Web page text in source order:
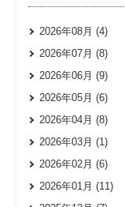
2026年08月 (4)
2026年07月 (8)
2026年06月 (9)
2026年05月 (6)
2026年04月 (8)
2026年03月 (1)
2026年02月 (6)
2026年01月 (11)